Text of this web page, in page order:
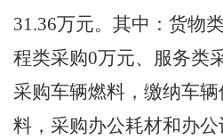
31.36万元。其中：货物
程类采购0万元、服务类
采购车辆燃料，缴纳车
料，采购办公耗材和办公